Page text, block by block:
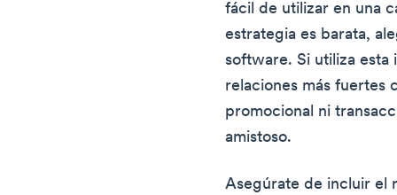
fácil de utilizar en una
estrategia es barata,
software. Si utiliza esta
relaciones más fuertes
promocional ni
amistoso.
Asegúrate de incluir el